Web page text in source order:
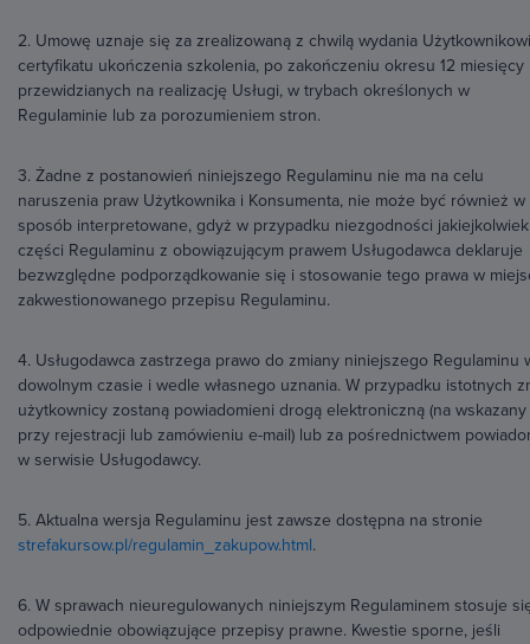
2. Umowę uznaje się za zrealizowaną z chwilą wydania Użytkownikowi
certyfikatu ukończenia szkolenia, po zakończeniu okresu 12 miesięcy
przewidzianych na realizację Usługi, w trybach określonych w
Regulaminie lub za porozumieniem stron.
3. Żadne z postanowień niniejszego Regulaminu nie ma na celu
naruszenia praw Użytkownika i Konsumenta, nie może być również w
sposób interpretowane, gdyż w przypadku niezgodności jakiejkolwiek
części Regulaminu z obowiązującym prawem Usługodawca deklaruje
bezwzględne podporządkowanie się i stosowanie tego prawa w
zakwestionowanego przepisu Regulaminu.
4. Usługodawca zastrzega prawo do zmiany niniejszego Regulaminu
dowolnym czasie i wedle własnego uznania. W przypadku istotnych
użytkownicy zostaną powiadomieni drogą elektroniczną (na wskazany
przy rejestracji lub zamówieniu e-mail) lub za pośrednictwem
w serwisie Usługodawcy.
5. Aktualna wersja Regulaminu jest zawsze dostępna na stronie
strefakursow.pl/regulamin_zakupow.html.
6. W sprawach nieuregulowanych niniejszym Regulaminem stosuje
odpowiednie obowiązujące przepisy prawne. Kwestie sporne, jeśli